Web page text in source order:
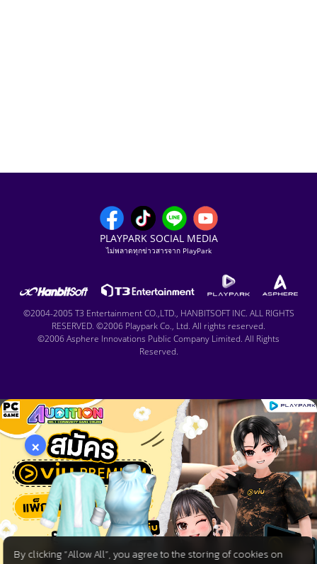
PLAYPARK SOCIAL MEDIA
ไม่พลาดทุกข่าวสารจาก PlayPark
©2004-2005 T3 Entertainment CO.,LTD., HANBITSOFT INC. ALL RIGHTS
RESERVED. ©2006 Playpark Co., Ltd. All rights reserved.
©2006 Asphere Innovations Public Company Limited. All Rights
Reserved.
By clicking “Allow All”, you agree to the storing of cookies on
×